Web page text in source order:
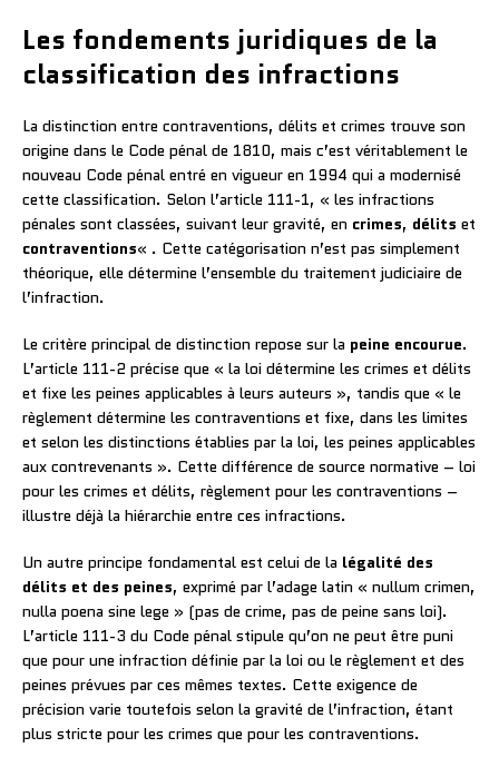
Les fondements juridiques de la
classification des infractions
La distinction entre contraventions, délits et crimes trouve son
origine dans le Code pénal de 1810, mais c’est véritablement le
nouveau Code pénal entré en vigueur en 1994 qui a modernisé
cette classification. Selon l’article 111-1, « les infractions
pénales sont classées, suivant leur gravité, en crimes, délits et
contraventions« . Cette catégorisation n’est pas simplement
théorique, elle détermine l’ensemble du traitement judiciaire de
l’infraction.
Le critère principal de distinction repose sur la peine encourue.
L’article 111-2 précise que « la loi détermine les crimes et délits
et fixe les peines applicables à leurs auteurs », tandis que « le
règlement détermine les contraventions et fixe, dans les limites
et selon les distinctions établies par la loi, les peines applicables
aux contrevenants ». Cette différence de source normative – loi
pour les crimes et délits, règlement pour les contraventions –
illustre déjà la hiérarchie entre ces infractions.
Un autre principe fondamental est celui de la légalité des
délits et des peines, exprimé par l’adage latin « nullum crimen,
nulla poena sine lege » (pas de crime, pas de peine sans loi).
L’article 111-3 du Code pénal stipule qu’on ne peut être puni
que pour une infraction définie par la loi ou le règlement et des
peines prévues par ces mêmes textes. Cette exigence de
précision varie toutefois selon la gravité de l’infraction, étant
plus stricte pour les crimes que pour les contraventions.